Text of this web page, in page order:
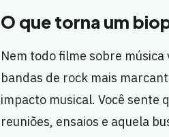
O que torna um
Nem todo filme sobre
bandas de rock mais
impacto musical. Você sente
reuniões, ensaios e aquela